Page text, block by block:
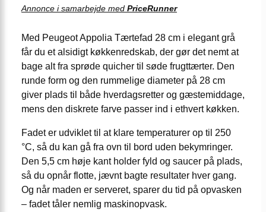
Annonce i samarbejde med PriceRunner
Med Peugeot Appolia Tærtefad 28 cm i elegant grå
får du et alsidigt køkkenredskab, der gør det nemt at
bage alt fra sprøde quicher til søde frugttærter. Den
runde form og den rummelige diameter på 28 cm
giver plads til både hverdagsretter og gæstemiddage,
mens den diskrete farve passer ind i ethvert køkken.
Fadet er udviklet til at klare temperaturer op til 250
°C, så du kan gå fra ovn til bord uden bekymringer.
Den 5,5 cm høje kant holder fyld og saucer på plads,
så du opnår flotte, jævnt bagte resultater hver gang.
Og når maden er serveret, sparer du tid på opvasken
– fadet tåler nemlig maskinopvask.